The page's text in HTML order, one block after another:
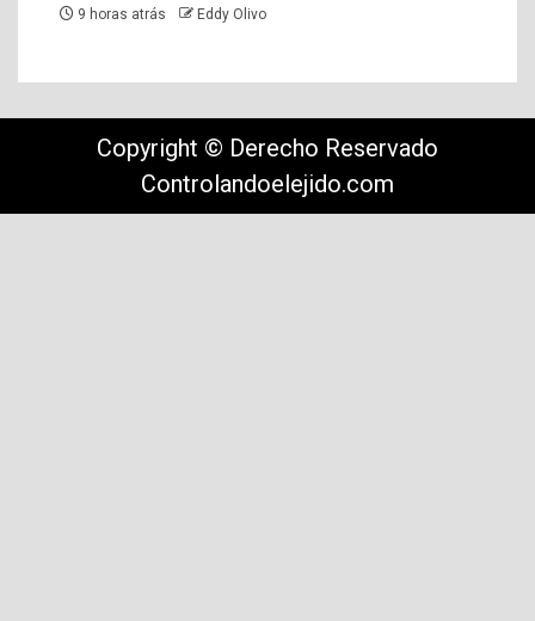
9 horas atrás Eddy Olivo
Copyright © Derecho Reservado
Controlandoelejido.com